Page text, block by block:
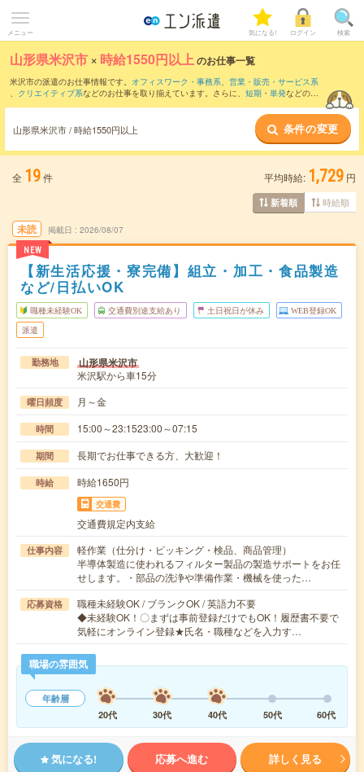
メニュー 気になる! ログイン 検索
山形県米沢市 × 時給1550円以上のお仕事一覧
米沢市の派遣のお仕事情報です。 オフィスワーク・事務系、 営業・販売・サービス系
、 クリエイティブ系などのお仕事を取り揃えています。さらに、 短期 ・ 単発などの期
山形県米沢市 / 時給1550円以上 条件の変更
全 19件 平均時給: 1,729 円
新着順 時給順
未読
NEW
掲載日 2026/08/07
【新生活応援・寮完備】組立・加工・食品製造
など/日払いOK
職種未経験OK 交通費別途支給あり 土日祝日が休み WEB登録OK
派遣
勤務地 山形県米沢市
米沢駅から車15分
曜日頻度 月～金
時間 15:00～23:1523:00～07:15
期間 長期でお仕事できる方、大歓迎！
時給 時給1650円
交通費
交通費規定内支給
仕事内容
軽作業（仕分け・ピッキング・検品、商品管理）
半導体製造に使われるフィルター製品の製造サポートをお任
せします。・部品の洗浄や準備作業・機械を使った…
応募資格
職種未経験OK / ブランクOK / 英語力不要
◆未経験OK！〇まずは事前登録だけでもOK！履歴書不要で
気軽にオンライン登録★氏名・職種などを入力す…
職場の雰囲気
年齢層
20代
30代 40代 50代 60代
気になる! 応募へ進む 詳しく見る